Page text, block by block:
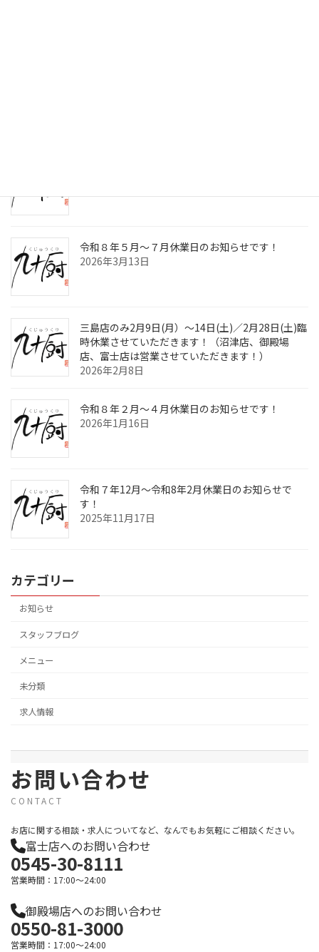
令和８年５月～７月休業日のお知らせです！
2026年3月13日
三島店のみ2月9日(月）～14日(土)／2月28日(土)臨
時休業させていただきます！（沼津店、御殿場
店、富士店は営業させていただきます！）
2026年2月8日
令和８年２月～４月休業日のお知らせです！
2026年1月16日
令和７年12月～令和8年2月休業日のお知らせで
す！
2025年11月17日
カテゴリー
お知らせ
スタッフブログ
メニュー
未分類
求人情報
お問い合わせ
CONTACT
お店に関する相談・求人についてなど、なんでもお気軽にご相談ください。
富士店へのお問い合わせ
0545-30-8111
営業時間：17:00～24:00
御殿場店へのお問い合わせ
0550-81-3000
営業時間：17:00～24:00